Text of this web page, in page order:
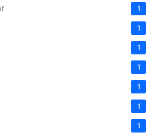
1
1
1
1
1
1
1